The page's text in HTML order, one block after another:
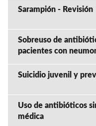
Sarampión - Revisión
Sobreuso de
pacientes con
Suicidio juvenil y
Uso de antibióticos
médica